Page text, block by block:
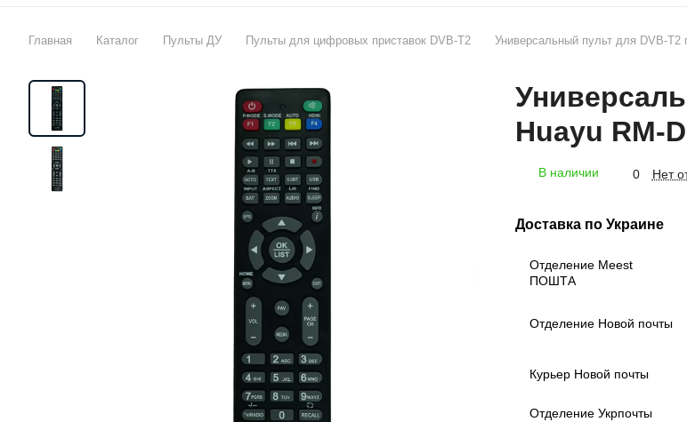
Главная Каталог Пульты ДУ Пульты для цифровых приставок DVB-T2 Универсальный пульт для DVB-T2
Huayu RM-
В наличии 0 Нет
Доставка по Украине
Отделение Meest
ПОШТА
Отделение Новой почты
Курьер Новой почты
Отделение Укрпочты